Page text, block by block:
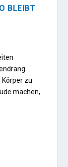
BLEIBT
zu
machen,